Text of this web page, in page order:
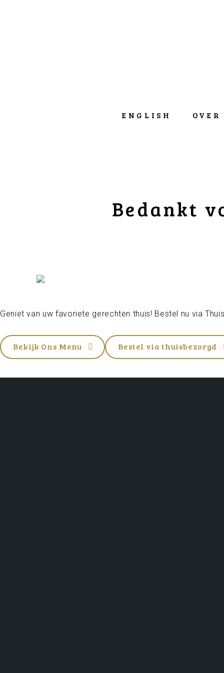
ENGLISH
Bedankt
Geniet van uw favoriete gerechten thuis! Bestel nu via
Bekijk Ons Menu Bestel via thuisbezorgd